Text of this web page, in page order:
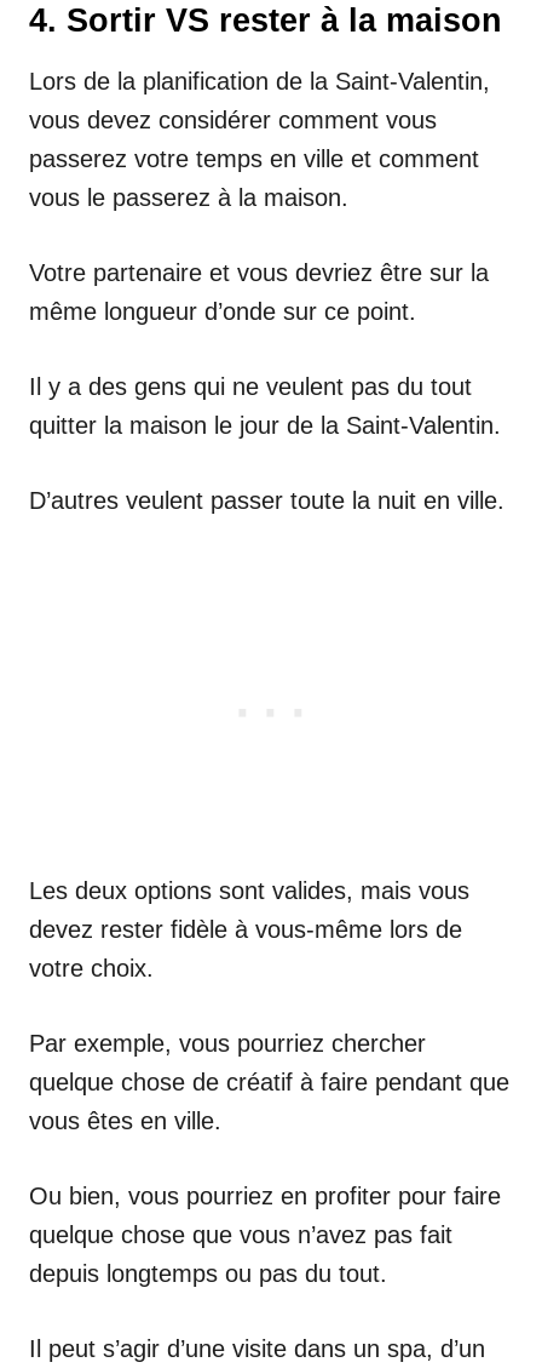
4. Sortir VS rester à la maison
Lors de la planification de la Saint-Valentin,
vous devez considérer comment vous
passerez votre temps en ville et comment
vous le passerez à la maison.
Votre partenaire et vous devriez être sur la
même longueur d’onde sur ce point.
Il y a des gens qui ne veulent pas du tout
quitter la maison le jour de la Saint-Valentin.
D’autres veulent passer toute la nuit en ville.
Les deux options sont valides, mais vous
devez rester fidèle à vous-même lors de
votre choix.
Par exemple, vous pourriez chercher
quelque chose de créatif à faire pendant que
vous êtes en ville.
Ou bien, vous pourriez en profiter pour faire
quelque chose que vous n’avez pas fait
depuis longtemps ou pas du tout.
Il peut s’agir d’une visite dans un spa, d’un